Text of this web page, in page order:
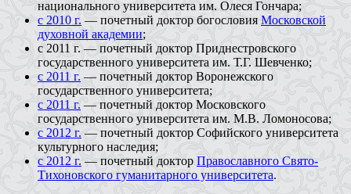
национального университета им. Олеся Гончара;
с 2010 г. — почетный доктор богословия Московской
духовной академии;
с 2011 г. — почетный доктор Приднестровского
государственного университета им. Т.Г. Шевченко;
с 2011 г. — почетный доктор Воронежского
государственного университета;
с 2011 г. — почетный доктор Московского
государственного университета им. М.В. Ломоносова;
с 2012 г.— почетный доктор Софийского университета
культурного наследия;
с 2012 г. — почетный доктор Православного Свято-
Тихоновского гуманитарного университета.